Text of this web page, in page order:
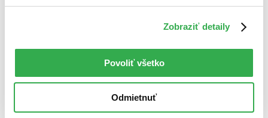
Zobraziť detaily
Povoliť všetko
Odmietnuť
dostupné
vyhovujúci zadaným podmienkam.
Chcete poradiť knihu?